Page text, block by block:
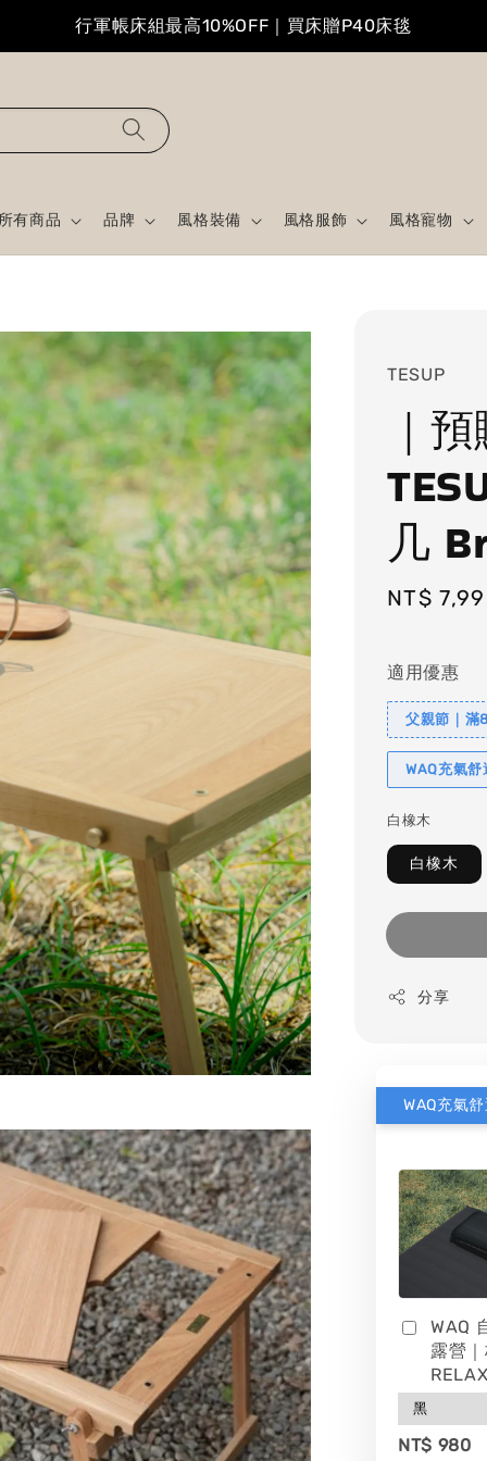
行軍帳床組最高10%OFF｜買床贈P40床毯
有商品 品牌 風格裝備 風格服飾 風格寵物
TESUP
｜
几
Regular
NT$
適用優惠
父親節｜滿
WAQ充氣
白橡木
白橡木
分享
WAQ
露營
NT$ 980